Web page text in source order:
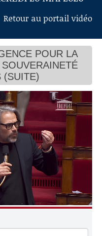
Histoire
Retour au portail vidéo
POUR LA
(SUITE)